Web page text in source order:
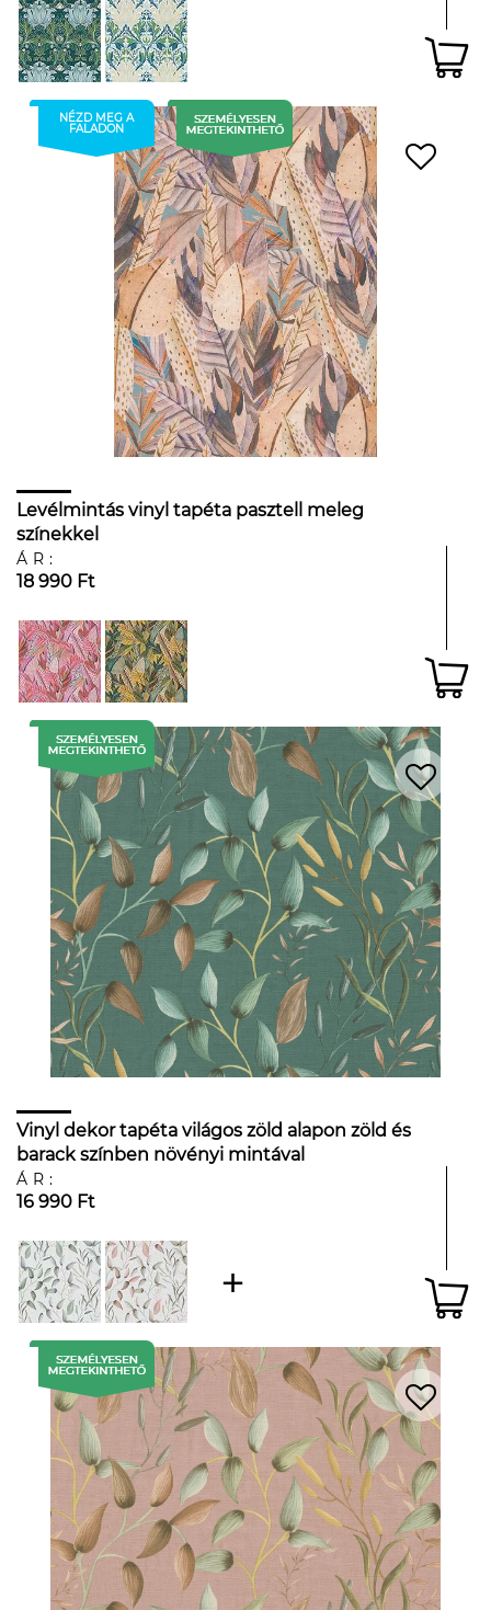
NÉZD MEG A
FALADON
Levélmintás vinyl tapéta pasztell meleg
színekkel
ÁR:
18 990 Ft
Vinyl dekor tapéta világos zöld alapon zöld és
barack színben növényi mintával
ÁR:
16 990 Ft